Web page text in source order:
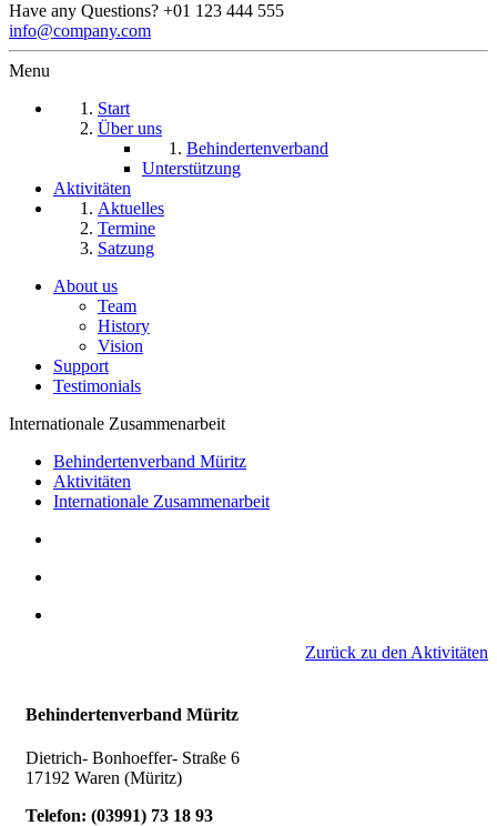
Have any Questions? +01 123 444 555
info@company.com
Menu
Start
Über uns
Behindertenverband
Unterstützung
Aktivitäten
Aktuelles
Termine
Satzung
About us
Team
History
Vision
Support
Testimonials
Internationale Zusammenarbeit
Behindertenverband Müritz
Aktivitäten
Internationale Zusammenarbeit
Zurück zu den Aktivitäten
Behindertenverband Müritz
Dietrich- Bonhoeffer- Straße 6
17192 Waren (Müritz)
Telefon: (03991) 73 18 93